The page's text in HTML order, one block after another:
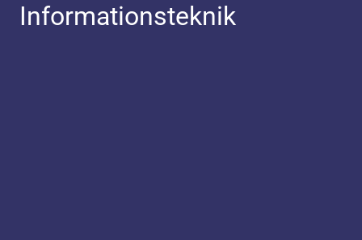
Informationsteknik